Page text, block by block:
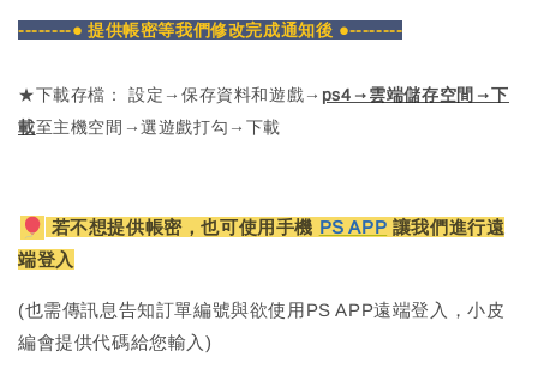
--------● 提供帳密等我們修改完成通知後 ●--------
★下載存檔： 設定→保存資料和遊戲→ ps4→雲端儲存空間→下
載至主機空間→選遊戲打勾→下載
若不想提供帳密，也可使用手機 PS APP 讓我們進行遠
端登入
(也需傳訊息告知訂單編號與欲使用PS APP遠端登入，小皮
編會提供代碼給您輸入)